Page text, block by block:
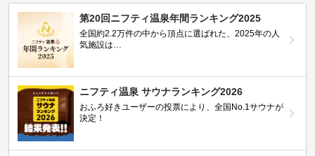
第20回ニフティ温泉年間ランキング2025
全国約2.2万件の中から頂点に選ばれた、2025年の人
気施設は…
ニフティ温泉 サウナランキング2026
おふろ好きユーザーの投票により、全国No.1サウナが
決定！